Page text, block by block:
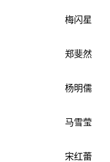
梅闪星
郑斐然
杨明儒
马雪莹
宋红蕾